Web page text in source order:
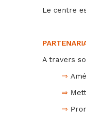
Le centre
A travers
⇒
⇒
⇒